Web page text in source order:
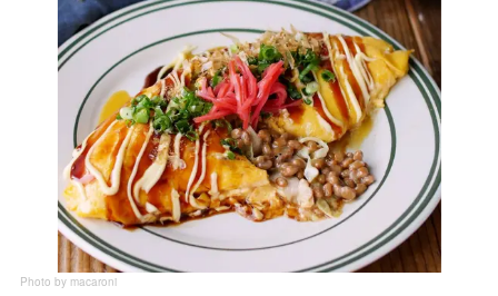
Photo by macaroni